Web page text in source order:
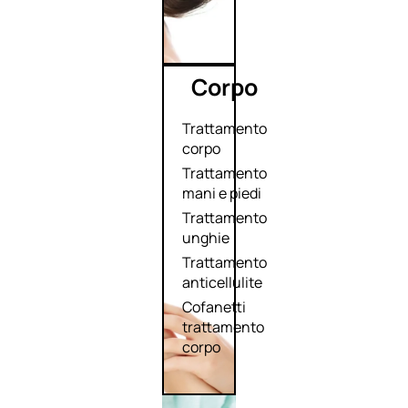
Corpo
Trattamento
corpo
Trattamento
mani e piedi
Trattamento
unghie
Trattamento
anticellulite
Cofanetti
trattamento
corpo